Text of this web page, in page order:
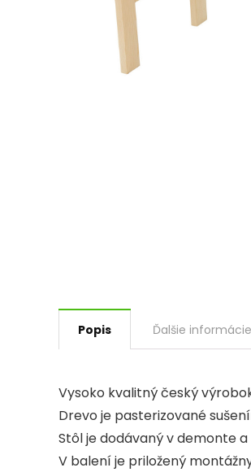
Popis Ďalšie informácie
Vysoko kvalitný český
Drevo je pasterizované
Stôl je dodávaný v demonte
V balení je priložený